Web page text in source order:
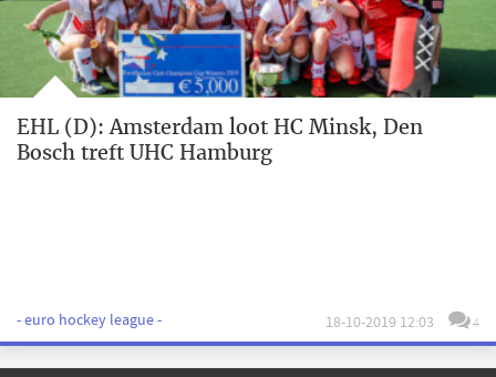
EHL (D): Amsterdam loot HC Minsk, Den
Bosch treft UHC Hamburg
- euro hockey league - 18-10-2019 12:03 4